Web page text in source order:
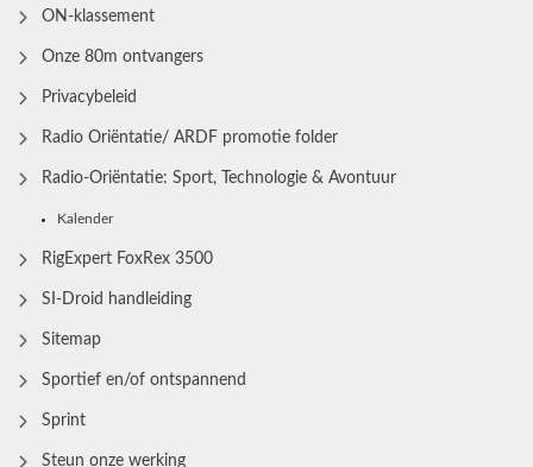
ON-klassement
Onze 80m ontvangers
Privacybeleid
Radio Oriëntatie/ ARDF promotie folder
Radio‑Oriëntatie: Sport, Technologie & Avontuur
Kalender
RigExpert FoxRex 3500
SI-Droid handleiding
Sitemap
Sportief en/of ontspannend
Sprint
Steun onze werking